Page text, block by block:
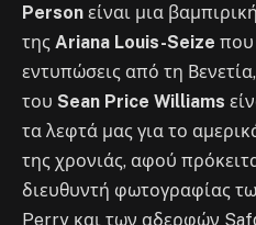
Person είναι μια
της Ariana Louis-Seize που
εντυπώσεις από τη
του Sean Price Williams
τα λεφτά μας για το
της χρονιάς, αφού
διευθυντή φωτογραφίας
Perry και των αδερφών